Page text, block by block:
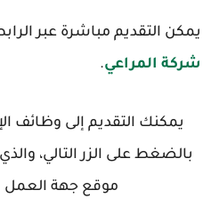
يمكن التقديم مباشرة عبر
شركة المراعي.
يمكنك التقديم إلى وظائف
بالضغط على الزر التالي،
موقع جهة العمل